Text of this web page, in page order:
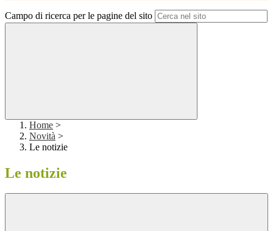
Campo di ricerca per le pagine del sito
Home >
Novità >
Le notizie
Le notizie